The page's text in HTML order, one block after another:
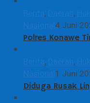
, ,
4 Juni
Polres Konawe
, ,
1 Juni
Diduga Rusak